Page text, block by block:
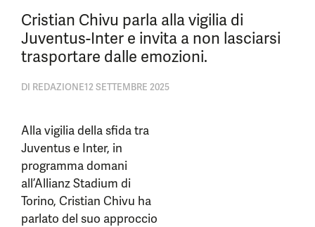
Cristian Chivu parla alla vigilia di
Juventus-Inter e invita a non lasciarsi
trasportare dalle emozioni.
DI REDAZIONE12 SETTEMBRE 2025
Alla vigilia della sfida tra
Juventus e Inter, in
programma domani
all’Allianz Stadium di
Torino, Cristian Chivu ha
parlato del suo approccio